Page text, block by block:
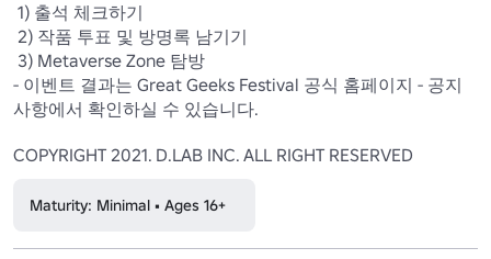
- 이벤트 결과는 Great Geeks Festival 공식 홈페이지 - 공지
사항에서 확인하실 수 있습니다.
COPYRIGHT 2021. D.LAB INC. ALL RIGHT RESERVED
Maturity: Minimal • Ages 16+